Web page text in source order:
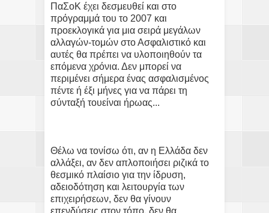
ΠαΣοΚ έχει δεσμευθεί και στο
πρόγραμμά του το 2007 και
προεκλογικά για μια σειρά μεγάλων
αλλαγών-τομών στο Ασφαλιστικό και
αυτές θα πρέπει να υλοποιηθούν τα
επόμενα χρόνια. Δεν μπορεί να
περιμένει σήμερα ένας ασφαλισμένος
πέντε ή έξι μήνες για να πάρει τη
σύνταξή τουείναι ήρωας...
Θέλω να τονίσω ότι, αν η Ελλάδα δεν
αλλάξει, αν δεν απλοποιήσει ριζικά το
θεσμικό πλαίσιο για την ίδρυση,
αδειοδότηση και λειτουργία των
επιχειρήσεων, δεν θα γίνουν
επενδύσεις στον τόπο, δεν θα